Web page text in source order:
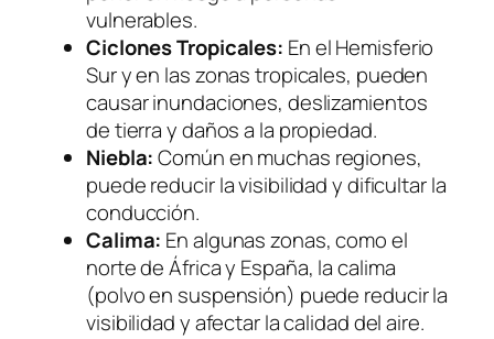
vulnerables.
Ciclones Tropicales: En el Hemisferio
Sur y en las zonas tropicales, pueden
causar inundaciones, deslizamientos
de tierra y daños a la propiedad.
Niebla:Común en muchas regiones,
puede reducir la visibilidad y dificultar la
conducción.
Calima: En algunas zonas, como el
norte de África y España, la calima
(polvo en suspensión) puede reducir la
visibilidad y afectar la calidad del aire.